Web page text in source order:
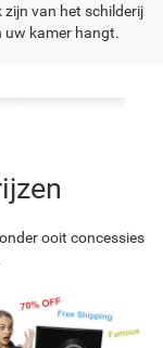
zijn van het schilderij
uw kamer hangt.
ooit concessies